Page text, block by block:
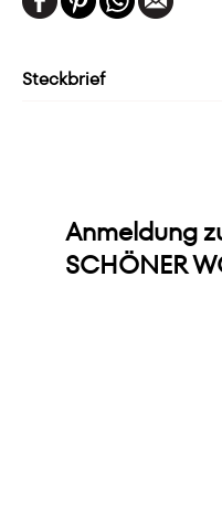
Steckbrief
Anmeldung
SCHÖNER